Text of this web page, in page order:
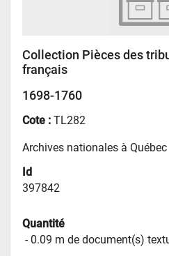
Collection Pièces des
français
1698-1760
Cote :TL282
Archives nationales à Québec
Id
397842
Quantité
- 0.09 m de document(s)